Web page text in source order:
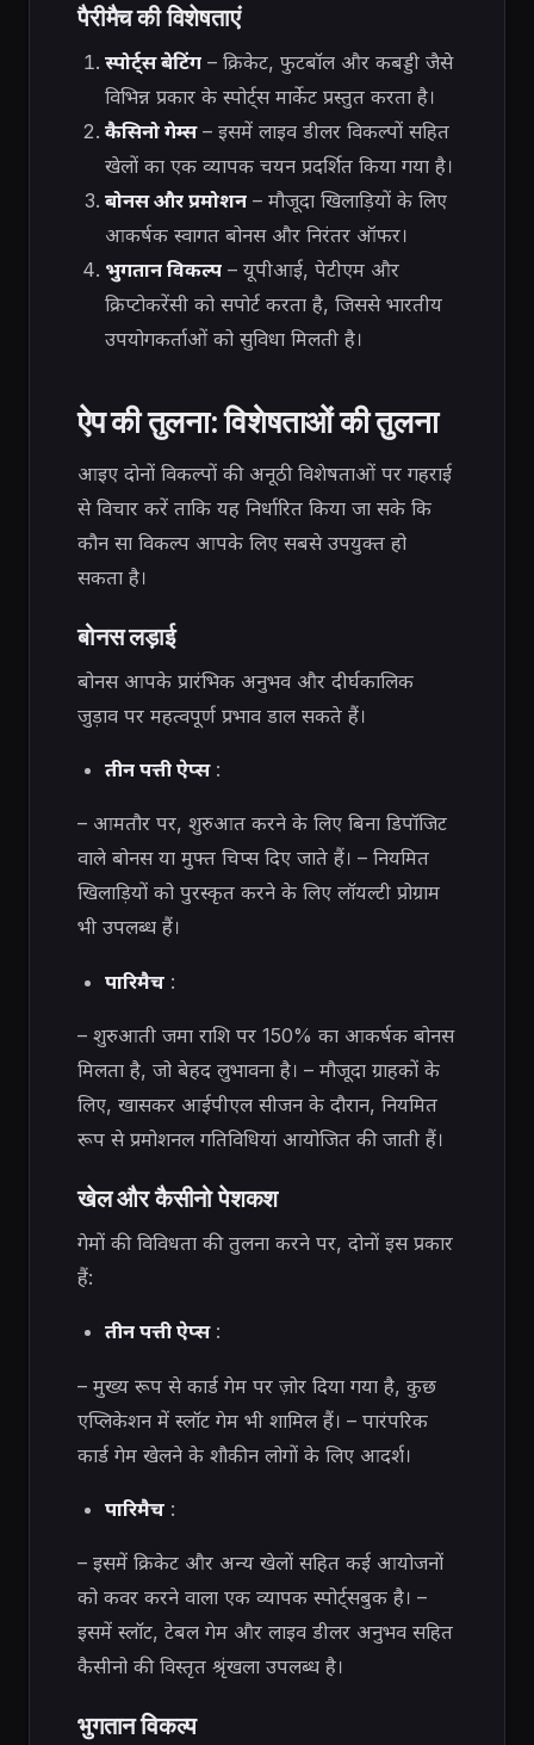
पैरीमैच की विशेषताएं
स्पोर्ट्स बेटिंग– क्रिकेट, फुटबॉल और कबड्डी जैसे
विभिन्न प्रकार के स्पोर्ट्स मार्केट प्रस्तुत करता है।
कैसिनो गेम्स– इसमें लाइव डीलर विकल्पों सहित
खेलों का एक व्यापक चयन प्रदर्शित किया गया है।
बोनस और प्रमोशन– मौजूदा खिलाड़ियों के लिए
आकर्षक स्वागत बोनस और निरंतर ऑफर।
भुगतान विकल्प– यूपीआई, पेटीएम और
क्रिप्टोकरेंसी को सपोर्ट करता है, जिससे भारतीय
उपयोगकर्ताओं को सुविधा मिलती है।
ऐप की तुलना: विशेषताओं की तुलना
आइए दोनों विकल्पों की अनूठी विशेषताओं पर गहराई
से विचार करें ताकि यह निर्धारित किया जा सके कि
कौन सा विकल्प आपके लिए सबसे उपयुक्त हो
सकता है।
बोनस लड़ाई
बोनस आपके प्रारंभिक अनुभव और दीर्घकालिक
जुड़ाव पर महत्वपूर्ण प्रभाव डाल सकते हैं।
तीन पत्ती ऐप्स:
– आमतौर पर, शुरुआत करने के लिए बिना डिपॉजिट
वाले बोनस या मुफ्त चिप्स दिए जाते हैं। – नियमित
खिलाड़ियों को पुरस्कृत करने के लिए लॉयल्टी प्रोग्राम
भी उपलब्ध हैं।
पारिमैच:
– शुरुआती जमा राशि पर 150% का आकर्षक बोनस
मिलता है, जो बेहद लुभावना है। – मौजूदा ग्राहकों के
लिए, खासकर आईपीएल सीजन के दौरान, नियमित
रूप से प्रमोशनल गतिविधियां आयोजित की जाती हैं।
खेल और कैसीनो पेशकश
गेमों की विविधता की तुलना करने पर, दोनों इस प्रकार
हैं:
तीन पत्ती ऐप्स:
– मुख्य रूप से कार्ड गेम पर ज़ोर दिया गया है, कुछ
एप्लिकेशन में स्लॉट गेम भी शामिल हैं। – पारंपरिक
कार्ड गेम खेलने के शौकीन लोगों के लिए आदर्श।
पारिमैच:
– इसमें क्रिकेट और अन्य खेलों सहित कई आयोजनों
को कवर करने वाला एक व्यापक स्पोर्ट्सबुक है। –
इसमें स्लॉट, टेबल गेम और लाइव डीलर अनुभव सहित
कैसीनो की विस्तृत श्रृंखला उपलब्ध है।
भुगतान विकल्प